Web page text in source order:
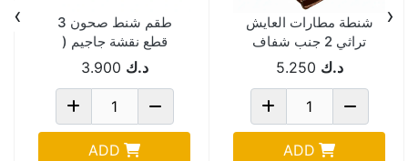
شنطة مطارات العايش
تراثي 2 جنب شفاف
بني 10488-T
د.ك 5.250
ADD
طقم شنط صحون 3
قطع نقشة جاجيم (
الزهراء )د.ك 3.900
ADD
‹
›